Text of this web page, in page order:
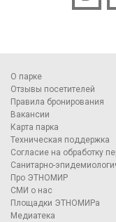
О парке
Отзывы посетителей
Правила бронирования
Вакансии
Карта парка
Техническая поддержка
Согласие на обработку
Санитарно-
Про ЭТНОМИР
СМИ о нас
Площадки ЭТНОМИРа
Медиатека